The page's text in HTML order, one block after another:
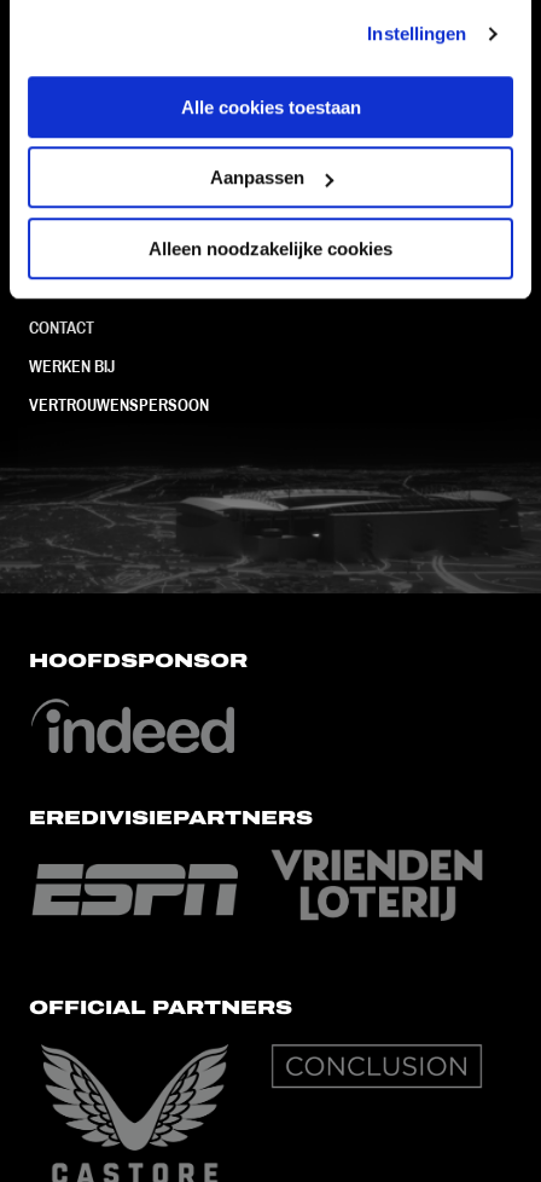
Instellingen
Alle cookies toestaan
Aanpassen
Alleen noodzakelijke cookies
STADION
KAARTVERKOOP
BUSINESS
Informatie
CONTACT
WERKEN BIJ
VERTROUWENSPERSOON
FC Utrecht<br>vanuit<br>het
HOOFDSPONSOR
EREDIVISIEPARTNERS
OFFICIAL PARTNERS